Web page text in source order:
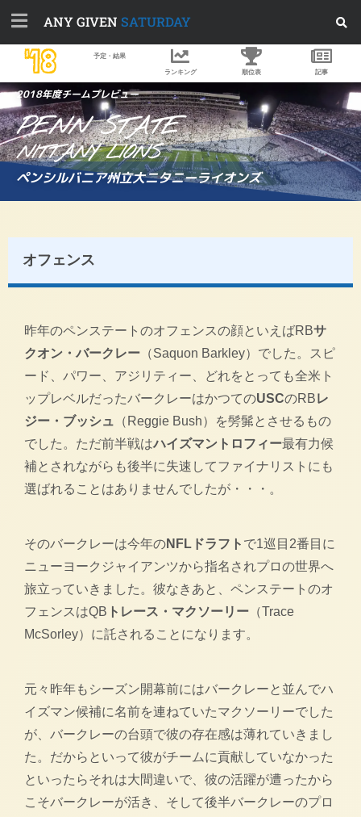
ANY GIVEN SATURDAY
'18 予定・結果
ランキング 順位表 記事
2018年度チームプレビュー
PENN STATE
NITTANY LIONS
ペンシルバニア州立大ニタニーライオンズ
オフェンス
昨年のペンステートのオフェンスの顔といえばRBサ
クオン・バークレー （Saquon Barkley）でした。スピ
ード、パワー、アジリティー、どれをとっても全米ト
ップレベルだったバークレーはかつてのUSCのRBレ
ジー・ブッシュ
（Reggie Bush）を髣髴とさせるもの
でした。ただ前半戦はハイズマントロフィー最有力候
補とされながらも後半に失速してファイナリストにも
選ばれることはありませんでしたが・・・。
そのバークレーは今年のNFLドラフト で1巡目2番目に
ニューヨークジャイアンツから指名されプロの世界へ
旅立っていきました。彼なきあと、ペンステートのオ
フェンスはQB トレース・マクソーリー （Trace
McSorley）に託されることになります。
元々昨年もシーズン開幕前にはバークレーと並んでハ
イズマン候補に名前を連ねていたマクソーリーでした
が、バークレーの台頭で彼の存在感は薄れていきまし
た。だからといって彼がチームに貢献していなかった
といったらそれは大間違いで、彼の活躍が遭ったから
こそバークレーが活き、そして後半バークレーのプロ